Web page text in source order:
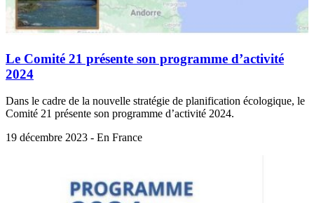
Le Comité 21 présente son programme d’activité
2024
Dans le cadre de la nouvelle stratégie de planification écologique, le
Comité 21 présente son programme d’activité 2024.
19 décembre 2023 - En France